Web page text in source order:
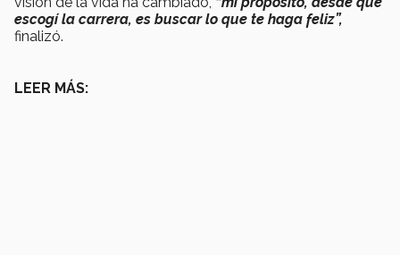
escogí la carrera, es buscar lo que te haga feliz”,
finalizó.
LEER MÁS: